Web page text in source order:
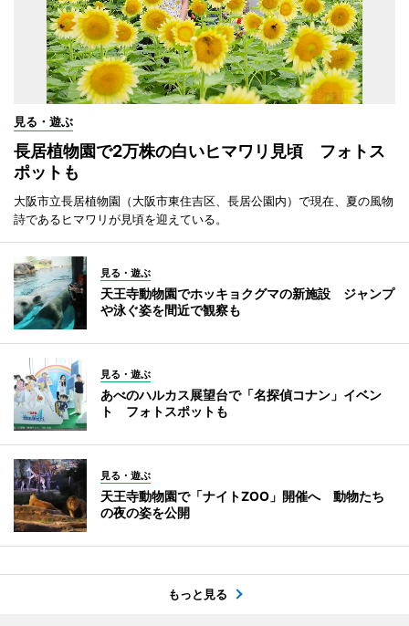
見る・遊ぶ
長居植物園で2万株の白いヒマワリ見頃 フォトス
ポットも
大阪市立長居植物園（大阪市東住吉区、長居公園内）で現在、夏の風物
詩であるヒマワリが見頃を迎えている。
見る・遊ぶ
天王寺動物園でホッキョクグマの新施設 ジャンプ
や泳ぐ姿を間近で観察も
見る・遊ぶ
あべのハルカス展望台で「名探偵コナン」イベン
ト フォトスポットも
見る・遊ぶ
天王寺動物園で「ナイトZOO」開催へ 動物たち
の夜の姿を公開
もっと見る